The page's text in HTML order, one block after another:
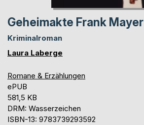
Geheimakte Frank Mayer
Kriminalroman
Laura Laberge
Romane & Erzählungen
ePUB
581,5 KB
DRM: Wasserzeichen
ISBN-13: 9783739293592